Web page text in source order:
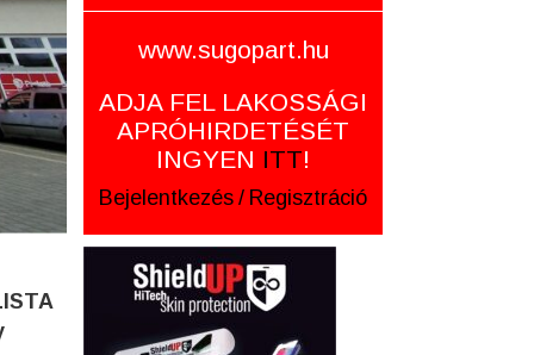
www.sugopart.hu
ADJA FEL LAKOSSÁGI
APRÓHIRDETÉSÉT
INGYEN ITT!
Bejelentkezés / Regisztráció